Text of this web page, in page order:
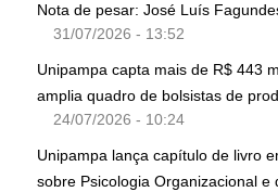
Nota de pesar: José Luís
31/07/2026 - 13:52
Unipampa capta mais de R$ 443
amplia quadro de bolsistas de
24/07/2026 - 10:24
Unipampa lança capítulo de livro
sobre Psicologia Organizacional e